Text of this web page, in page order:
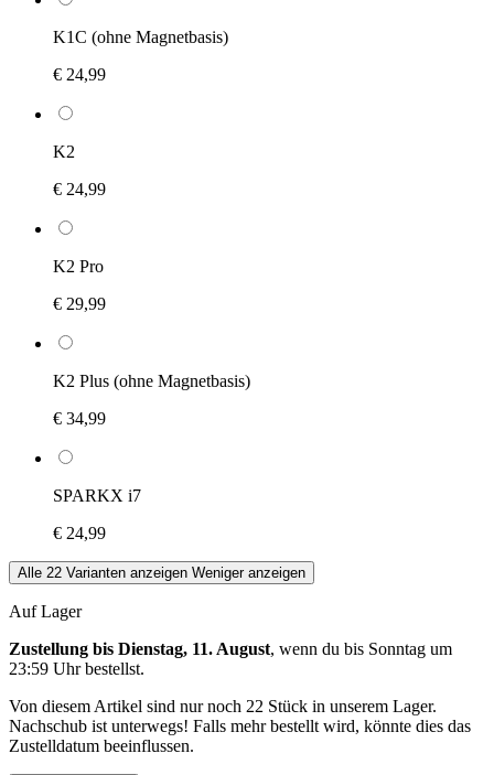
K1C (ohne Magnetbasis)
€ 24,99
K2
€ 24,99
K2 Pro
€ 29,99
K2 Plus (ohne Magnetbasis)
€ 34,99
SPARKX i7
€ 24,99
Alle 22 Varianten anzeigen Weniger anzeigen
Auf Lager
Zustellung bis Dienstag, 11. August, wenn du bis Sonntag um
23:59 Uhrbestellst.
Von diesem Artikel sind nur noch 22 Stück in unserem Lager.
Nachschub ist unterwegs! Falls mehr bestellt wird, könnte dies das
Zustelldatum beeinflussen.